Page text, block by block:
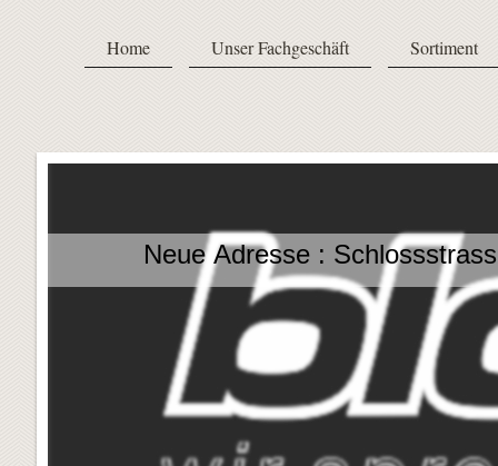
Home Unser Fachgeschäft Sortiment
Neue Adresse :